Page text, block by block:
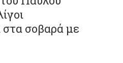
στα σοβαρά με